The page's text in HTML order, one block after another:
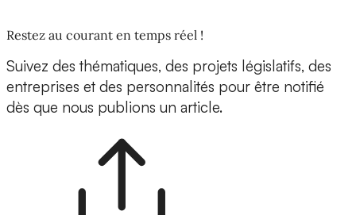
Restez au courant en temps réel !
Suivez des thématiques, des projets législatifs, des
entreprises et des personnalités pour être notifié
dès que nous publions un article.